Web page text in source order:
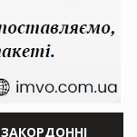
ЗАКОРДОННІ